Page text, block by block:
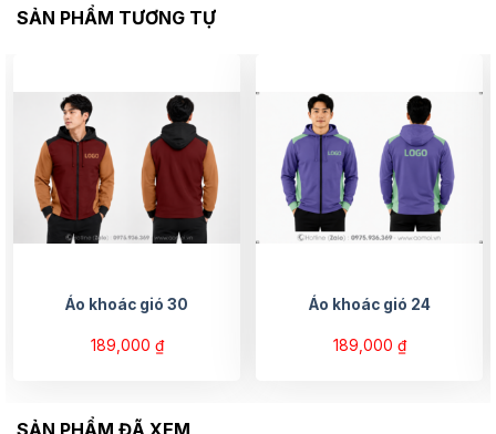
SẢN PHẨM TƯƠNG TỰ
Áo khoác gió 30
189,000 ₫
Áo khoác gió 24
189,000 ₫
SẢN PHẨM ĐÃ XEM